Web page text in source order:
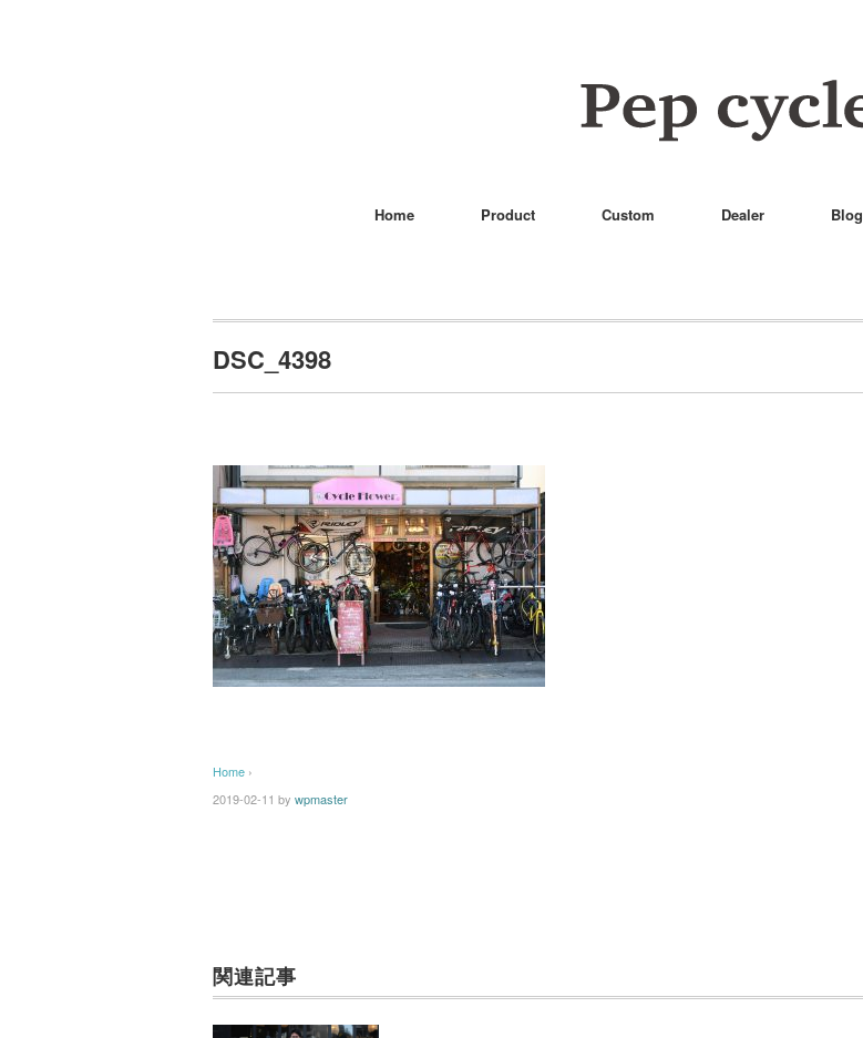
Home Product Custom Dealer Blog
DSC_4398
Home ›
2019-02-11 by wpmaster
関連記事